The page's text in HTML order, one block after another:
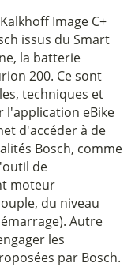
Image C+
issus du Smart
la batterie
200. Ce sont
techniques et
l'application eBike
d'accéder à de
Bosch, comme
de
moteur
du niveau
Autre
les
par Bosch.